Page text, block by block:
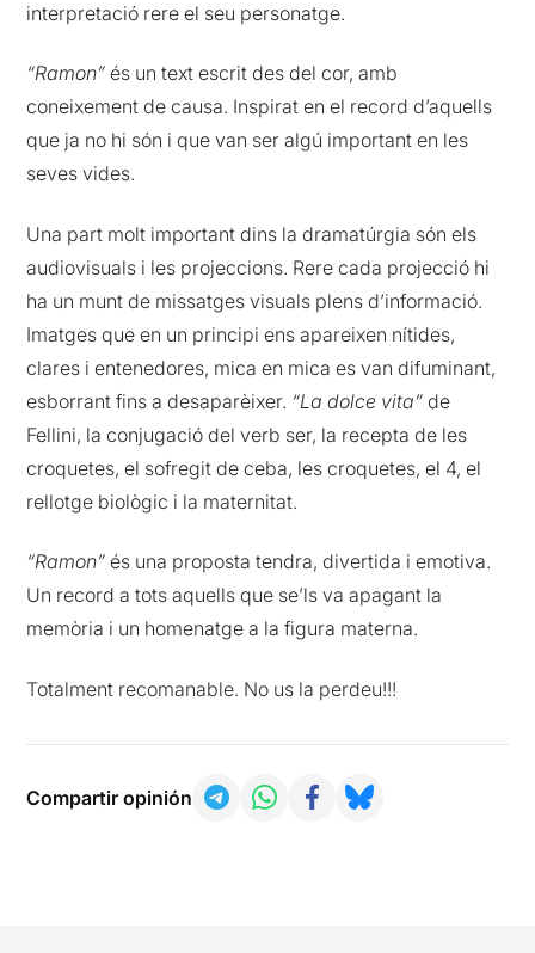
interpretació rere el seu personatge.
“Ramon” és un text escrit des del cor, amb
coneixement de causa. Inspirat en el record d’aquells
que ja no hi són i que van ser algú important en les
seves vides.
Una part molt important dins la dramatúrgia són els
audiovisuals i les projeccions. Rere cada projecció hi
ha un munt de missatges visuals plens d’informació.
Imatges que en un principi ens apareixen nítides,
clares i entenedores, mica en mica es van difuminant,
esborrant fins a desaparèixer. “La dolce vita” de
Fellini, la conjugació del verb ser, la recepta de les
croquetes, el sofregit de ceba, les croquetes, el 4, el
rellotge biològic i la maternitat.
“Ramon” és una proposta tendra, divertida i emotiva.
Un record a tots aquells que se’ls va apagant la
memòria i un homenatge a la figura materna.
Totalment recomanable. No us la perdeu!!!
Compartir opinión